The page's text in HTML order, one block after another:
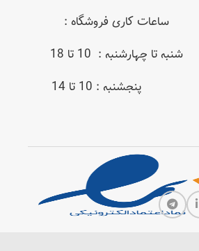
فروشگاه :
: 10 تا 18
10 تا 14